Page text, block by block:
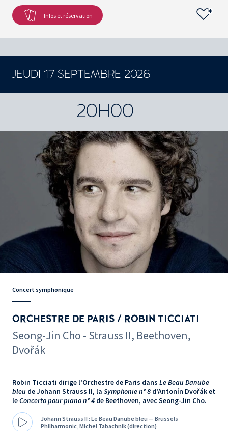
Infos et réservation
JEUDI 17 SEPTEMBRE 2026
20H00
Concert symphonique
ORCHESTRE DE PARIS / ROBIN TICCIATI
Seong-Jin Cho - Strauss II, Beethoven,
Dvořák
Robin Ticciati dirige l’Orchestre de Paris dans Le Beau Danube
bleu de Johann Strauss II, la Symphonie n° 8 d’Antonín Dvořák et
leConcerto pour piano n° 4 de Beethoven, avec Seong-Jin Cho.
Johann Strauss II : Le Beau Danube bleu — Brussels
Philharmonic, Michel Tabachnik (direction)